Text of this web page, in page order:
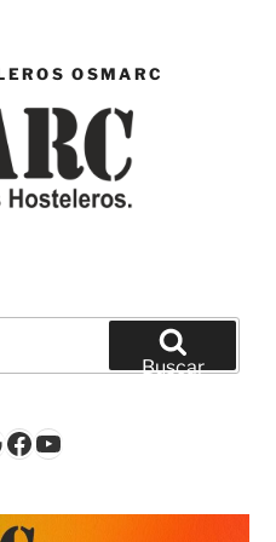
OSMARC
Buscar
Facebook
YouTube